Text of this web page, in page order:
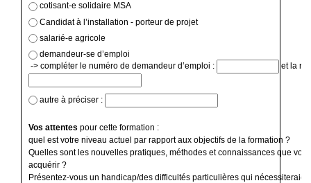
cotisant-e solidaire MSA
Candidat à l’installation - porteur de projet
salarié-e agricole
demandeur-se d’emploi
-> compléter le numéro de demandeur d’emploi :
et la
autre à préciser :
Vos attentes pour cette formation :
quel est votre niveau actuel par rapport aux objectifs de la formation ?
Quelles sont les nouvelles pratiques, méthodes et connaissances que
acquérir ?
Présentez-vous un handicap/des difficultés particulières qui